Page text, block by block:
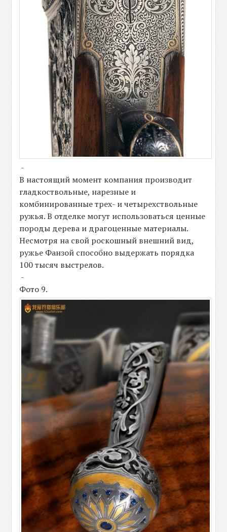
-
В настоящий момент компания производит
гладкоствольные, нарезные и
комбинированные трех- и четырехствольные
ружья. В отделке могут использоваться ценные
породы дерева и драгоценные материалы.
Несмотря на свой роскошный внешний вид,
ружье Фанзой способно выдержать порядка
100 тысяч выстрелов.
-
Фото 9.